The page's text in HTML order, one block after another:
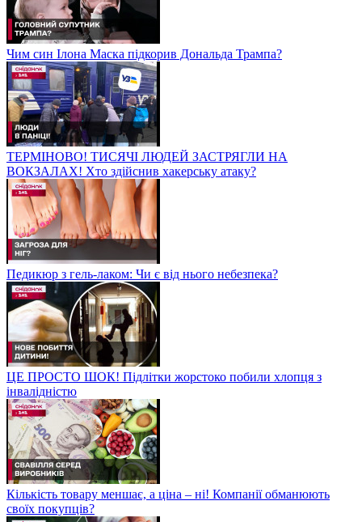
Чим син Ілона Маска підкорив Дональда Трампа?
ТЕРМІНОВО! ТИСЯЧІ ЛЮДЕЙ ЗАСТРЯГЛИ НА
ВОКЗАЛАХ! Хто здійснив хакерську атаку?
Педикюр з гель-лаком: Чи є від нього небезпека?
ЦЕ ПРОСТО ШОК! Підлітки жорстоко побили хлопця з
інвалідністю
Кількість товару меншає, а ціна – ні! Компанії обманюють
своїх покупців?